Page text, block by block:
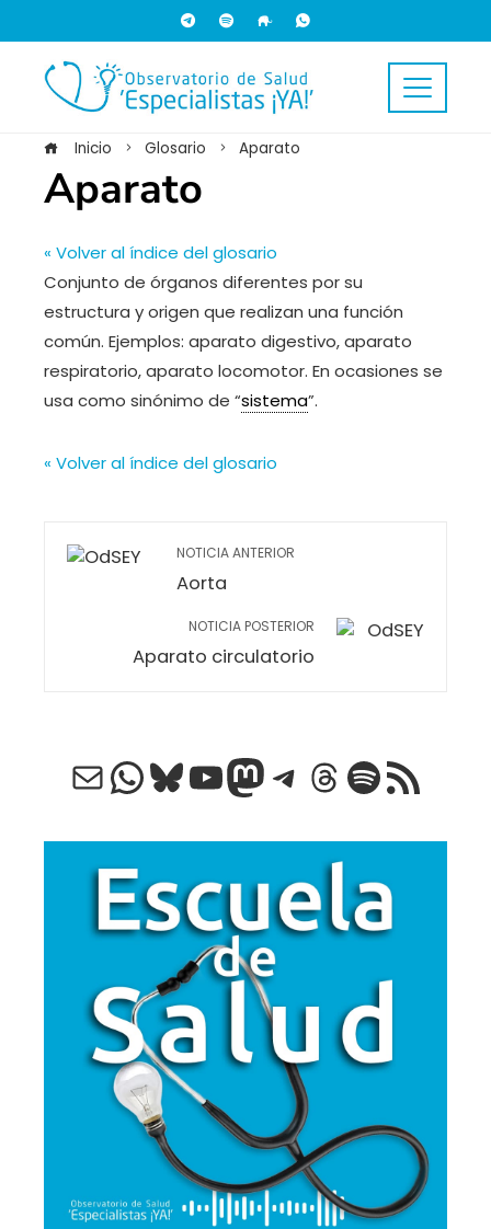
Inicio Glosario Aparato
Aparato
« Volver al índice del glosario
Conjunto de órganos diferentes por su
estructura y origen que realizan una función
común. Ejemplos: aparato digestivo, aparato
respiratorio, aparato locomotor. En ocasiones se
usa como sinónimo de “sistema”.
« Volver al índice del glosario
NOTICIA ANTERIOR
Aorta
NOTICIA POSTERIOR
Aparato circulatorio
Correo electrónico
WhatsApp
Bluesky
YouTube
Mastodon
Telegram
Threads
Spotify
Feed RSS